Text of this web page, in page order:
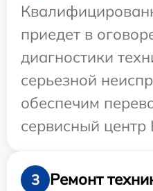
приедет в
диагностики
серьезной
обеспечим
сервисный центр
3 Ремонт